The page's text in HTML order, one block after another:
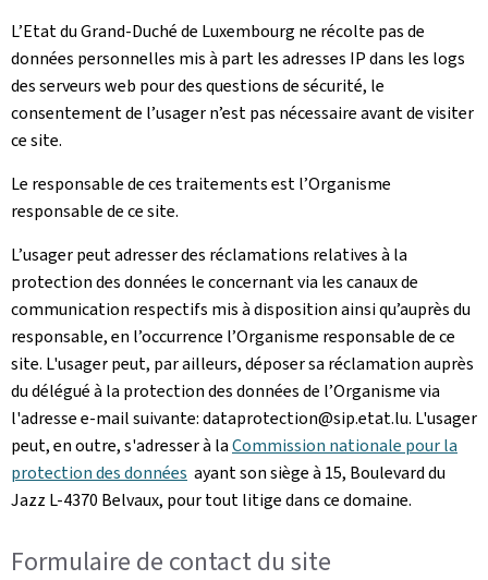
L’Etat du Grand-Duché de Luxembourg ne récolte pas de
données personnelles mis à part les adresses IP dans les logs
des serveurs web pour des questions de sécurité, le
consentement de l’usager n’est pas nécessaire avant de visiter
ce site.
Le responsable de ces traitements est l’Organisme
responsable de ce site.
L’usager peut adresser des réclamations relatives à la
protection des données le concernant via les canaux de
communication respectifs mis à disposition ainsi qu’auprès du
responsable, en l’occurrence l’Organisme responsable de ce
site. L'usager peut, par ailleurs, déposer sa réclamation auprès
du délégué à la protection des données de l’Organisme via
l'adresse e-mail suivante: dataprotection@sip.etat.lu. L'usager
peut, en outre, s'adresser à laCommission nationale pour la
protection des données ayant son siège à 15, Boulevard du
Jazz L-4370 Belvaux, pour tout litige dans ce domaine.
Formulaire de contact du site